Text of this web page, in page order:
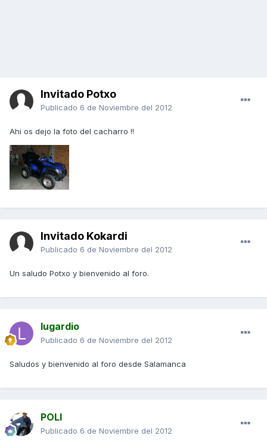
Invitado Potxo
Publicado 6 de Noviembre del 2012
Ahi os dejo la foto del cacharro !!
Invitado Kokardi
Publicado 6 de Noviembre del 2012
Un saludo Potxo y bienvenido al foro.
lugardio
Publicado 6 de Noviembre del 2012
Saludos y bienvenido al foro desde Salamanca
POLI
Publicado 6 de Noviembre del 2012